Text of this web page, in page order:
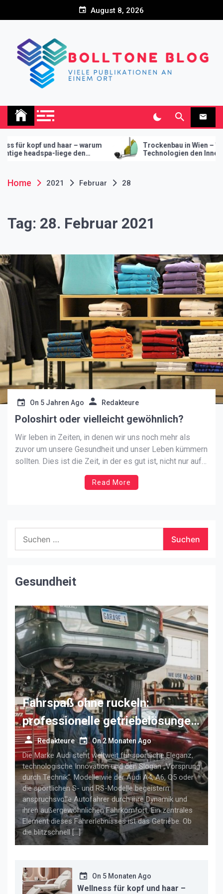
August 8, 2026
Bolltone Blog
und haar – warum
liege den
Trockenbau in Wien – Wie
Technologien den Innenausbau
revolutionieren
Home 2021 Februar 28
Tag: 28. Februar 2021
On 5 Jahren Ago Redakteure
Poloshirt oder vielleicht gewöhnlich?
Wir leben in Zeiten, in denen wir uns noch mehr als
zuvor um unsere Gesundheit und unser Leben kümmern
sollten. Dies ist die Zeit, in der es gut ist, nicht nur auf
eine gute Ernährung zu achten, sondern auch auf
Sportbekleidung mit Aufdruck sowie auf unsere
Read More
nach:
Gesundheit
Fahrspaß ohne ruckeln:
professionelle getriebelösungen
für anspruchsvolle audi-fahrer
Redakteure On2 Monaten Ago
Die Marke Audi steht weltweit für sportliche Eleganz,
technologische Innovation und den Slogan „Vorsprung
durch Technik“. Modelle wie der Audi A4, A6, Q5 oder
die sportlichen S- und RS-Modelle begeistern
anspruchsvolle Autofahrer durch ihre Dynamik und
ihren außergewöhnlichen Fahrkomfort. Ein zentrales
Element dieses Fahrerlebnisses ist das Getriebe. Ob
die blitzschnell […]
On 5 Monaten Ago
Wellness für kopf und haar –